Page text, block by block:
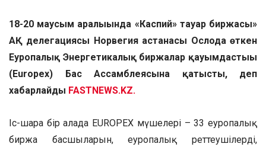
18-20 маусым аралығында «Каспий» тауар биржасы»
АҚ делегациясы Норвегия астанасы Ослода өткен
Еуропалық Энергетикалық биржалар қауымдастығы
(Europex) Бас Ассамблеясына қатысты, деп
хабарлайды FASTNEWS.KZ.
Іс-шара бір алаңда EUROPEX мүшелері – 33 еуропалық
биржа басшыларын, еуропалық реттеушілердің,